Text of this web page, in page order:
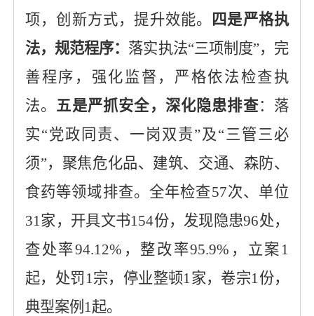
项，创新方式，提升效能。
四是严格执
法，规范程序： 落实执法“三项制度”，完
善程序，强化监督，严格依法检查执
法。 五是严抓安全，深化隐患排查：落
实“党政同责、一岗双责”及“三管三必
须”，聚焦危化品、建筑、交通、森防、
食药等领域排查。全年检查57次、单位
31家，开具文书154份，发现隐患96处，
查处率94.12%，整改率95.9%，立案1
起，处罚1宗，停业整顿1家，卷宗1份，
典型案例1起。